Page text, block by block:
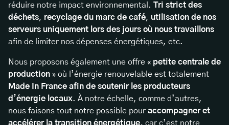
réduire notre impact environnemental. Tri strict des
déchets, recyclage du marc de café, utilisation de nos
serveurs uniquement lors des jours où nous travaillons
afin de limiter nos dépenses énergétiques, etc.
Nous proposons également une offre « petite centrale de
production » où l’énergie renouvelable est totalement
Made In France afin de soutenir les producteurs
d’énergie locaux. À notre échelle, comme d’autres,
nous faisons tout notre possible pour accompagner et
accélérer la transition énergétique, car c’est notre